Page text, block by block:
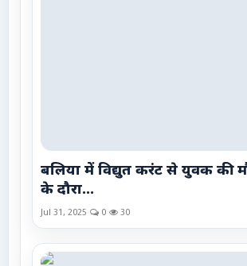
बलिया में विद्युत करंट से युवक की
के दौरा...
Jul 31, 2025 0 30